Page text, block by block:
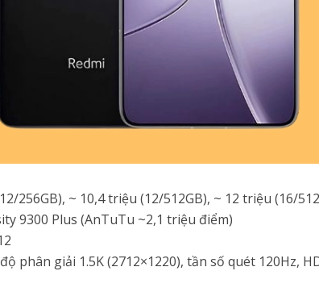
256GB), ~ 10,4 triệu (12/512GB), ~ 12 triệu (16/
9300 Plus (AnTuTu ~2,1 triệu điểm)
phân giải 1.5K (2712×1220), tần số quét 120Hz,